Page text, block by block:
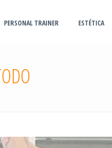
PERSONAL TRAINER ESTÉTICA